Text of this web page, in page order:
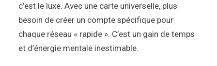
c’est le luxe. Avec une carte universelle, plus
besoin de créer un compte spécifique pour
chaque réseau « rapide ». C’est un gain de temps
et d’énergie mentale inestimable.